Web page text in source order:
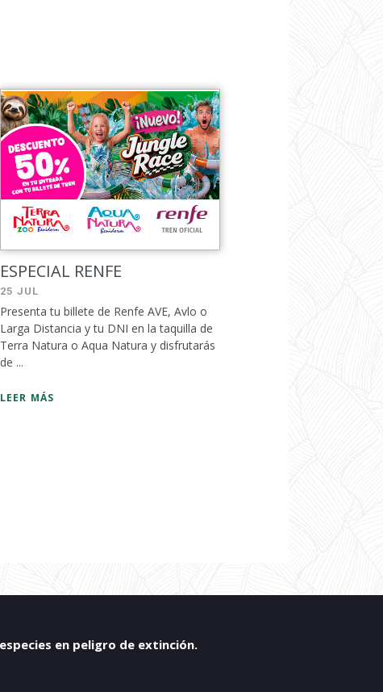
ESPECIAL RENFE
25 JUL
Presenta tu billete de Renfe AVE, Avlo o
Larga Distancia y tu DNI en la taquilla de
Terra Natura o Aqua Natura y disfrutarás
de ...
LEER MÁS
en peligro de extinción.